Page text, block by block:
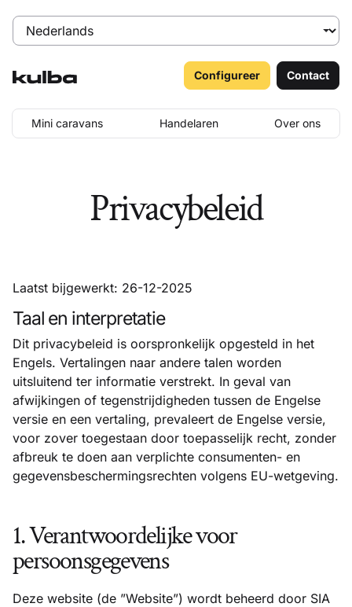
Mini caravans Handelaren Over ons
Configureer Contact
Privacybeleid
Laatst bijgewerkt: 26-12-2025
Taal en interpretatie
Dit privacybeleid is oorspronkelijk opgesteld in het
Engels. Vertalingen naar andere talen worden
uitsluitend ter informatie verstrekt. In geval van
afwijkingen of tegenstrijdigheden tussen de Engelse
versie en een vertaling, prevaleert de Engelse versie,
voor zover toegestaan door toepasselijk recht, zonder
afbreuk te doen aan verplichte consumenten- en
gegevensbeschermingsrechten volgens EU-wetgeving.
1. Verantwoordelijke voor
persoonsgegevens
Deze website (de ”Website”) wordt beheerd door SIA